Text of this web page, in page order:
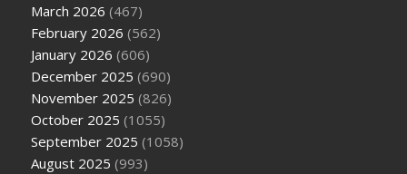
March 2026 (467)
February 2026 (562)
January 2026 (606)
December 2025 (690)
November 2025 (826)
October 2025 (1055)
September 2025 (1058)
August 2025 (993)